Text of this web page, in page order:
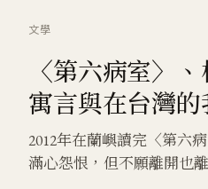
文學
〈第六病室〉
寓言與在台灣的
2012年在蘭嶼讀完〈第六
滿心怨恨，但不願離開也